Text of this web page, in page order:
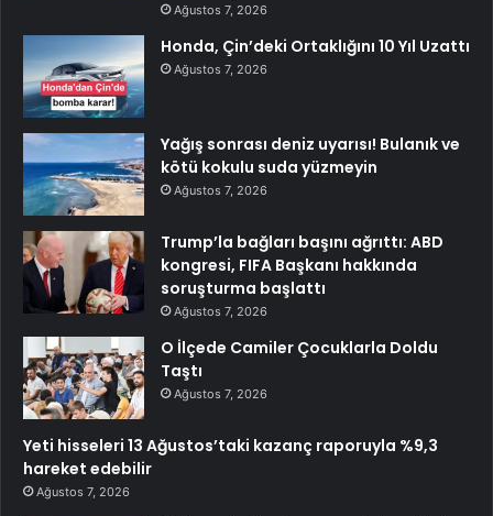
Ağustos 7, 2026
Honda, Çin’deki Ortaklığını 10 Yıl Uzattı
Ağustos 7, 2026
Yağış sonrası deniz uyarısı! Bulanık ve
kötü kokulu suda yüzmeyin
Ağustos 7, 2026
Trump’la bağları başını ağrıttı: ABD
kongresi, FIFA Başkanı hakkında
soruşturma başlattı
Ağustos 7, 2026
O İlçede Camiler Çocuklarla Doldu
Taştı
Ağustos 7, 2026
Yeti hisseleri 13 Ağustos’taki kazanç raporuyla %9,3
hareket edebilir
Ağustos 7, 2026